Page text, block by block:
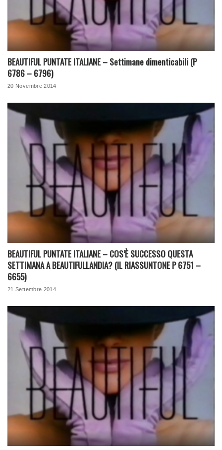
BEAUTIFUL PUNTATE ITALIANE – Settimane dimenticabili (P
6786 – 6796)
20 Novembre 2014
BEAUTIFUL PUNTATE ITALIANE – COS’È SUCCESSO QUESTA
SETTIMANA A BEAUTIFULLANDIA? (IL RIASSUNTONE P 6751 –
6655)
21 Settembre 2014